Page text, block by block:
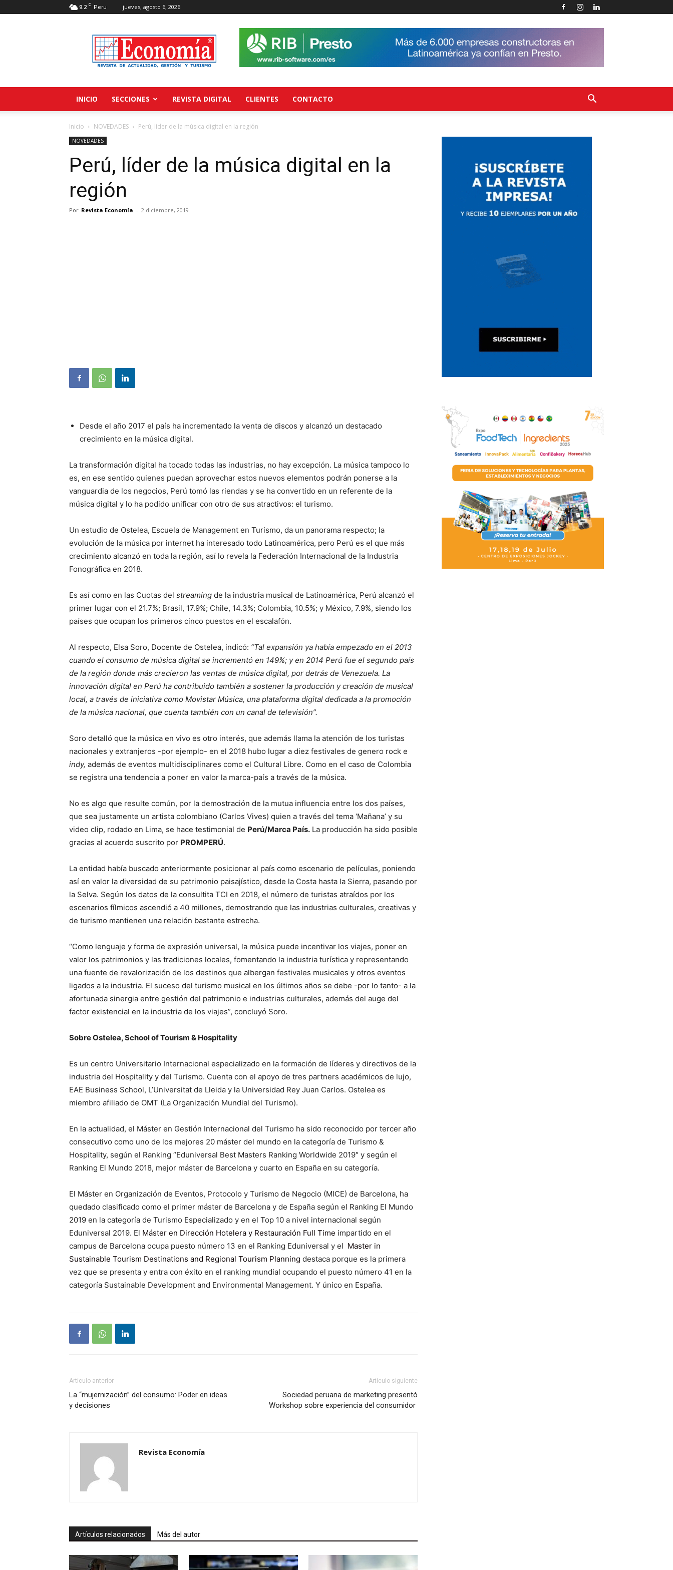
9.2 C Peru jueves, agosto 6, 2026
Revista
Economía
INICIO SECCIONES REVISTA DIGITAL CLIENTES CONTACTO
Inicio NOVEDADES Perú, líder de la música digital en la región
NOVEDADES
Perú, líder de la música digital en la
región
Por Revista Economía - 2 diciembre, 2019
Desde el año 2017 el país ha incrementado la venta de discos y alcanzó un destacado
crecimiento en la música digital.
La transformación digital ha tocado todas las industrias, no hay excepción. La música tampoco lo
es, en ese sentido quienes puedan aprovechar estos nuevos elementos podrán ponerse a la
vanguardia de los negocios, Perú tomó las riendas y se ha convertido en un referente de la
música digital y lo ha podido unificar con otro de sus atractivos: el turismo.
Un estudio de Ostelea, Escuela de Management en Turismo, da un panorama respecto; la
evolución de la música por internet ha interesado todo Latinoamérica, pero Perú es el que más
crecimiento alcanzó en toda la región, así lo revela la Federación Internacional de la Industria
Fonográfica en 2018.
Es así como en las Cuotas del streaming de la industria musical de Latinoamérica, Perú alcanzó el
primer lugar con el 21.7%; Brasil, 17.9%; Chile, 14.3%; Colombia, 10.5%; y México, 7.9%, siendo los
países que ocupan los primeros cinco puestos en el escalafón.
Al respecto, Elsa Soro, Docente de Ostelea, indicó: “Tal expansión ya había empezado en el 2013
cuando el consumo de música digital se incrementó en 149%; y en 2014 Perú fue el segundo país
de la región donde más crecieron las ventas de música digital, por detrás de Venezuela. La
innovación digital en Perú ha contribuido también a sostener la producción y creación de musical
local, a través de iniciativa como Movistar Música, una plataforma digital dedicada a la promoción
de la música nacional, que cuenta también con un canal de televisión”.
Soro detalló que la música en vivo es otro interés, que además llama la atención de los turistas
nacionales y extranjeros -por ejemplo- en el 2018 hubo lugar a diez festivales de genero rock e
indy, además de eventos multidisciplinares como el Cultural Libre. Como en el caso de Colombia
se registra una tendencia a poner en valor la marca-país a través de la música.
No es algo que resulte común, por la demostración de la mutua influencia entre los dos países,
que sea justamente un artista colombiano (Carlos Vives) quien a través del tema ‘Mañana’ y su
video clip, rodado en Lima, se hace testimonial de Perú/Marca País. La producción ha sido posible
gracias al acuerdo suscrito por PROMPERÚ.
La entidad había buscado anteriormente posicionar al país como escenario de películas, poniendo
así en valor la diversidad de su patrimonio paisajístico, desde la Costa hasta la Sierra, pasando por
la Selva. Según los datos de la consultita TCI en 2018, el número de turistas atraídos por los
escenarios fílmicos ascendió a 40 millones, demostrando que las industrias culturales, creativas y
de turismo mantienen una relación bastante estrecha.
“Como lenguaje y forma de expresión universal, la música puede incentivar los viajes, poner en
valor los patrimonios y las tradiciones locales, fomentando la industria turística y representando
una fuente de revalorización de los destinos que albergan festivales musicales y otros eventos
ligados a la industria. El suceso del turismo musical en los últimos años se debe -por lo tanto- a la
afortunada sinergia entre gestión del patrimonio e industrias culturales, además del auge del
factor existencial en la industria de los viajes”, concluyó Soro.
Sobre Ostelea, School of Tourism & Hospitality
Es un centro Universitario Internacional especializado en la formación de líderes y directivos de la
industria del Hospitality y del Turismo. Cuenta con el apoyo de tres partners académicos de lujo,
EAE Business School, L’Universitat de Lleida y la Universidad Rey Juan Carlos. Ostelea es
miembro afiliado de OMT (La Organización Mundial del Turismo).
En la actualidad, el Máster en Gestión Internacional del Turismo ha sido reconocido por tercer año
consecutivo como uno de los mejores 20 máster del mundo en la categoría de Turismo &
Hospitality, según el Ranking “Eduniversal Best Masters Ranking Worldwide 2019″ y según el
Ranking El Mundo 2018, mejor máster de Barcelona y cuarto en España en su categoría.
El Máster en Organización de Eventos, Protocolo y Turismo de Negocio (MICE) de Barcelona, ha
quedado clasificado como el primer máster de Barcelona y de España según el Ranking El Mundo
2019 en la categoría de Turismo Especializado y en el Top 10 a nivel internacional según
Eduniversal 2019. El Máster en Dirección Hotelera y Restauración Full Time impartido en el
campus de Barcelona ocupa puesto número 13 en el Ranking Eduniversal y el Master in
Sustainable Tourism Destinations and Regional Tourism Planning destaca porque es la primera
vez que se presenta y entra con éxito en el ranking mundial ocupando el puesto número 41 en la
categoría Sustainable Development and Environmental Management. Y único en España.
Artículo anterior
La “mujernización” del consumo: Poder en ideas
y decisiones
Artículo siguiente
Sociedad peruana de marketing presentó
Workshop sobre experiencia del consumidor
Revista Economía
Artículos relacionados Más del autor